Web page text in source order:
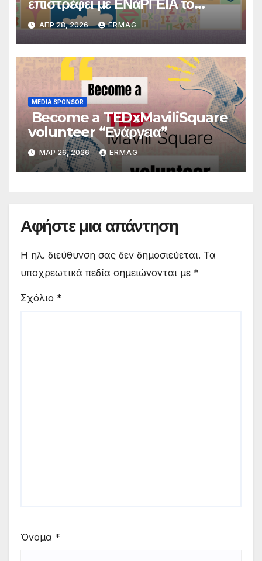
επιστρέφει με ΕΝάΡΓΕΙΑ το
Σάββατο 16 Μαΐου 2026, στο
Συνεδριακό Κέντρο «Κάρολος
Παπούλιας» του Πανεπιστημίου
Ιωαννίνων
ΑΠΡ 28, 2026 ERMAG
MEDIA SPONSOR
Become a TEDxMaviliSquare
volunteer “Ενάργεια”
ΜΑΡ 26, 2026 ERMAG
Αφήστε μια απάντηση
Η ηλ. διεύθυνση σας δεν δημοσιεύεται. Τα
υποχρεωτικά πεδία σημειώνονται με *
Σχόλιο *
Όνομα *